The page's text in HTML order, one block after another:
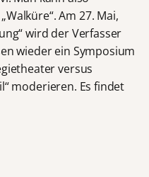
Am 27. Mai,
wird der Verfasser
wieder ein Symposium
versus
moderieren. Es findet